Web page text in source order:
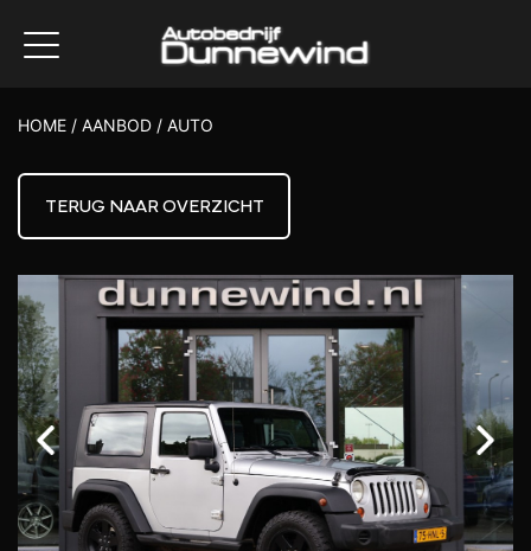
HOME / AANBOD / AUTO
TERUG NAAR OVERZICHT